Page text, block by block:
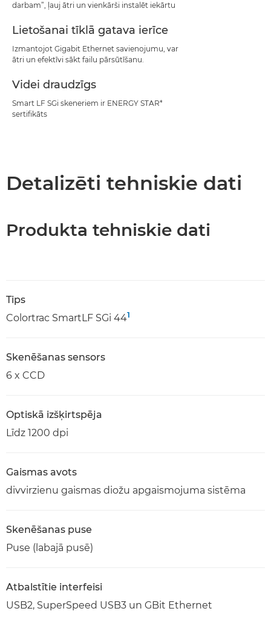
darbam”, ļauj ātri un vienkārši instalēt iekārtu
Lietošanai tīklā gatava ierīce
Izmantojot Gigabit Ethernet savienojumu, var
ātri un efektīvi sākt failu pārsūtīšanu.
Videi draudzīgs
Smart LF SGi skeneriem ir ENERGY STAR*
sertifikāts
Detalizēti tehniskie dati
Produkta tehniskie dati
Tips
Colortrac SmartLF SGi 441
Skenēšanas sensors
6 x CCD
Optiskā izšķirtspēja
Līdz 1200 dpi
Gaismas avots
divvirzienu gaismas diožu apgaismojuma sistēma
Skenēšanas puse
Puse (labajā pusē)
Atbalstītie interfeisi
USB2, SuperSpeed USB3 un GBit Ethernet